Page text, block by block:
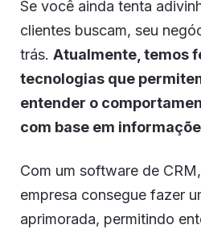
Se você ainda tenta
clientes buscam, seu
trás. Atualmente, temos
tecnologias que
entender o
com base em
Com um software de
empresa consegue fazer
aprimorada, permitindo